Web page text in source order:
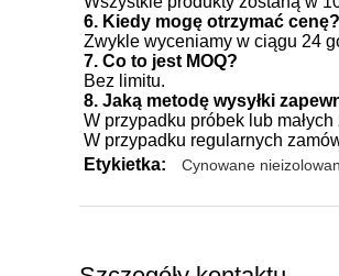
6. Kiedy mogę otrzymać cenę?
Zwykle wyceniamy w ciągu 24
7. Co to jest MOQ?
Bez limitu.
8. Jaką metodę wysyłki
W przypadku próbek lub
W przypadku regularnych
Etykietka:
Cynowane